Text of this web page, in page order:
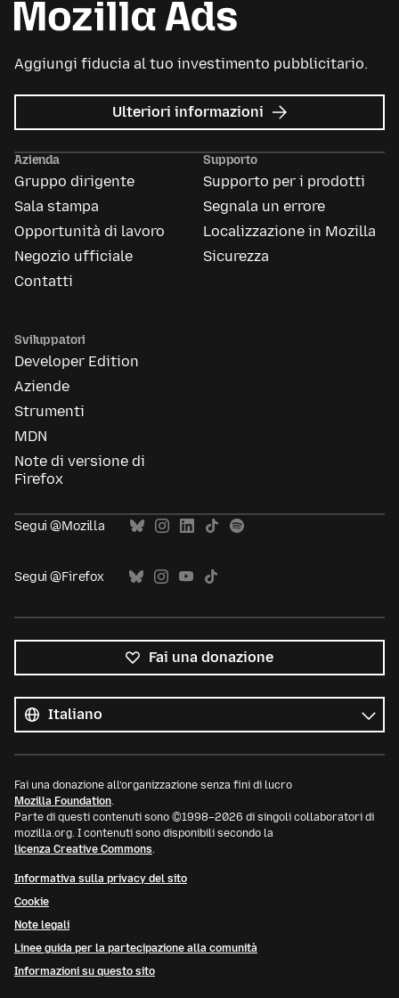
Aggiungi fiducia al tuo investimento pubblicitario.
Ulteriori informazioni su
Mozilla
Azienda
Gruppo dirigente
Sala stampa
Opportunità di lavoro
Negozio ufficiale
Contatti
Supporto
Supporto per i prodotti
Segnala un errore
Localizzazione in Mozilla
Sicurezza
Sviluppatori
Developer Edition
Aziende
Strumenti
MDN
Note di versione di
Firefox
Segui @Mozilla
Segui @Firefox
Fai una donazione
le
lingue
Lingua
Fai una donazione all’organizzazione senza fini di lucro
Mozilla Foundation.
Parte di questi contenuti sono ©1998–2026 di singoli collaboratori di
mozilla.org. I contenuti sono disponibili secondo la
licenza Creative Commons.
Informativa sulla privacy del sito
Cookie
Note legali
Linee guida per la partecipazione alla comunità
Informazioni su questo sito